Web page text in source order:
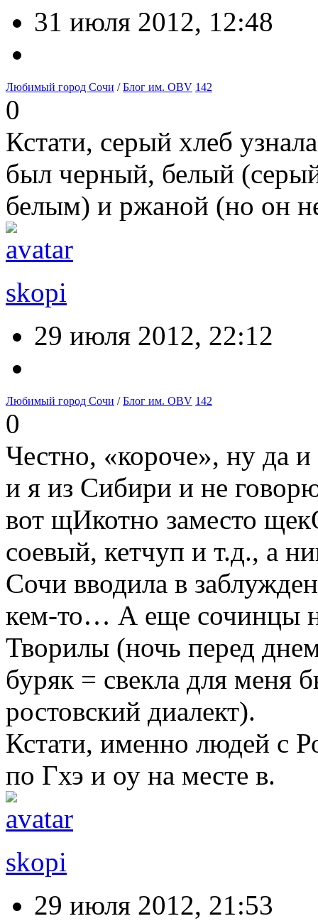
31 июля 2012, 12:48
Любимый город Сочи /Блог им. OBV 142
0
Кстати, серый хлеб
был черный, белый
белым) и ржаной (но он
skopi
29 июля 2012, 22:12
Любимый город Сочи /Блог им. OBV 142
0
Честно, «короче», ну да
и я из Сибири и не
вот щИкотно заместо
соевый, кетчуп и т.д., а
Сочи вводила в
кем-то… А еще сочинцы
Творилы (ночь перед
буряк = свекла для меня
ростовский диалект).
Кстати, именно людей с
по Гхэ и оу на месте в.
skopi
29 июля 2012, 21:53